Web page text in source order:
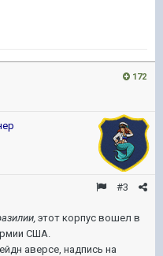
172
#3
этот корпус вошел в
США.
аверсе, надпись на